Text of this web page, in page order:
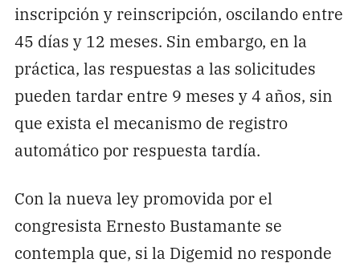
inscripción y reinscripción, oscilando entre
45 días y 12 meses. Sin embargo, en la
práctica, las respuestas a las solicitudes
pueden tardar entre 9 meses y 4 años, sin
que exista el mecanismo de registro
automático por respuesta tardía.
Con la nueva ley promovida por el
congresista Ernesto Bustamante se
contempla que, si la Digemid no responde